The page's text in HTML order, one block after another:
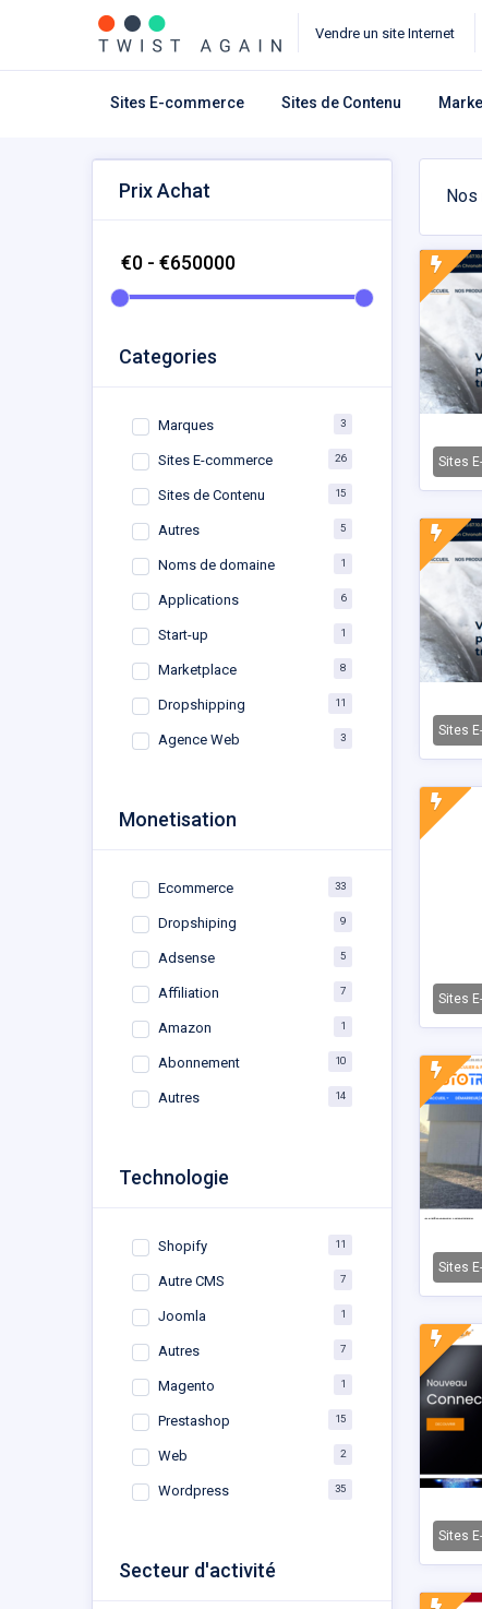
Vendre un site Internet
Sites E-commerce Sites de Contenu
Prix Achat
Categories
Marques 3
Sites E-commerce 26
Sites de Contenu 15
Autres 5
Noms de domaine 1
Applications 6
Start-up 1
Marketplace 8
Dropshipping 11
Agence Web 3
Monetisation
Ecommerce 33
Dropshiping 9
Adsense 5
Affiliation 7
Amazon 1
Abonnement 10
Autres 14
Technologie
Shopify 11
Autre CMS 7
Joomla 1
Autres 7
Magento 1
Prestashop 15
Web 2
Wordpress 35
Secteur d'activité
Nos
Sites
Sites
Sites
Sites
Sites